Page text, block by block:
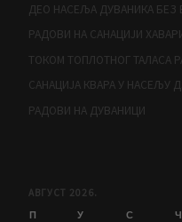
ДЕО НАСЕЉА ДУВАНИКА БЕЗ
РАДОВИ НА САНАЦИЈИ
ТОКОМ ТОПЛОТНОГ ТАЛАСА
САНАЦИЈА КВАРА У НАСЕЉУ
РАДОВИ НА ДУВАНИЦИ
АВГУСТ 2026.
П У С Ч